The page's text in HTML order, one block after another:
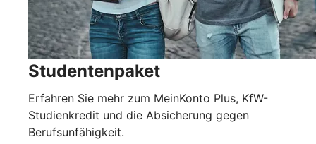
Studentenpaket
Erfahren Sie mehr zum MeinKonto Plus, KfW-
Studienkredit und die Absicherung gegen
Berufsunfähigkeit.